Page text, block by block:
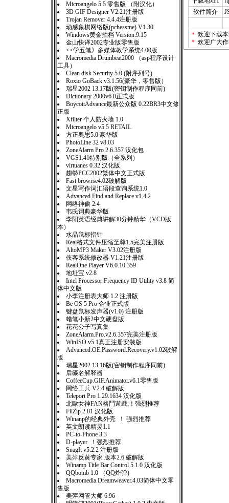
Microangelo 5.5 零售版 （附汉化）
3D GIF Designer V2.21注册版
Trojan Remover 4.4.4注册版
动感象棋网络版(pchessme) V1.30
Windows黄金拍档 Version:9.15
金山快译2002专业版零售版
<<学五笔》多媒体教学系统4.00版
Macromedia Drumbeat2000 （asp程序设计
工具）
Clean disk Security 5.0 (附序列号)
Roxio GoBack v3.1.56(豪华，零售版）
瑞星2002 13.17版(密钥制作程序同前)
Dictionary 2000v6.0正式版
BoycottAdvance最新公众版 0.22BR3中文修
正版
Xfilter 个人防火墙 1.0
Microangelo v5.5 RETAIL
方正奥思5.0 豪华版
PhotoLine 32 v8.03
ZoneAlarm Pro 2.6.357 汉化包
VGS1.41特别版（全系列）
virtuanes 0.32 汉化版
趨勢PCC2002繁体中文正式版
Fast browrse4.02破解版
文星写作词汇语段查询系统1.0
Advanced Find and Replace v1.4.2
网络神偷 2.4
韦氏词典豪华版
李阳英语经典讲解30分钟精华（VCD版
本）
水晶鼠标指针
Real格式文件压缩至尊1.5完美注册版
AltoMP3 Maker V3.02注册版
侠客系统修改器 V1.21注册版
RealOne Player V6.0.10.359
地址宝 v2.8
Intel Processor Frequency ID Utility v3.8 简
体中文版
小李注册表大师 1.2 注册版
Be OS 5 Pro 企业正式版
键盘鼠标发声器(v1.0) 注册版
蜡笔小新2中文硬盘版
花花公子写真集
ZoneAlarm.Pro.v2.6.357完美注册版
WinISO.v5.1真正注册安装版
Advanced.OE.Password.Recovery.v1.02破解
版
瑞星2002 13.16版(密钥制作程序同前)
后缀名解释器
CoffeeCup.GIF.Animator.v6.1零售版
网络工兵 V2.4 破解版
Teleport Pro 1.29.1634 汉化版
北歐女神FAN格鬥遊戲;！强烈推荐
FilZip 2.01 汉化版
Winanp的经典外壳 ！ 强烈推荐
英文朗读精灵1.1
PC-to-Phone 3.3
D-player ！强烈推荐
SnagIt v5.2.2 注册版
美萍反黄专家 版本2.6 破解版
Winamp Title Bar Control 5.1.0 汉化版
QQbomb 1.0 （QQ炸弹)
Macromedia.Dreamweaver.4.03简体中文零
售版
美萍网管大师 6.96
软件简介
＊ 欢迎下载
＊ 欢迎广大